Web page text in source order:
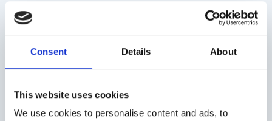
Consent Details About
This website uses cookies
We use cookies to personalise content and ads, to
Companiile mici aloca pana la 30% din timpul
legate de personal, conform uni raport SHRM.